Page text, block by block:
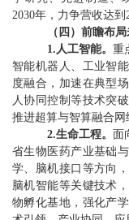
2030年，力争营收达到
（ 四 ） 前瞻布
1. 人工智能。 重
智能机器人、工业智
度融合，加速在典型
人协同控制等技术突
推进超算与智算融合网
2.生命工程。 面
省生物医药产业基础
学、脑机接口等方向
脑机智能等关键技术
物孵化基地，强化产